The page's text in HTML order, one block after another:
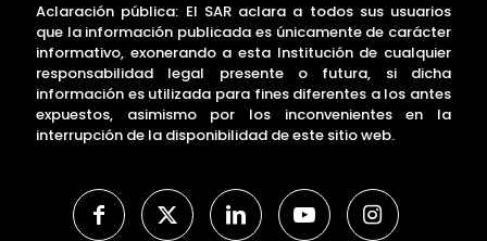
Aclaración pública: El SAR aclara a todos sus usuarios
que la información publicada es únicamente de carácter
informativo, exonerando a esta Institución de cualquier
responsabilidad legal presente o futura, si dicha
información es utilizada para fines diferentes a los antes
expuestos, asimismo por los inconvenientes en la
interrupción de la disponibilidad de este sitio web.